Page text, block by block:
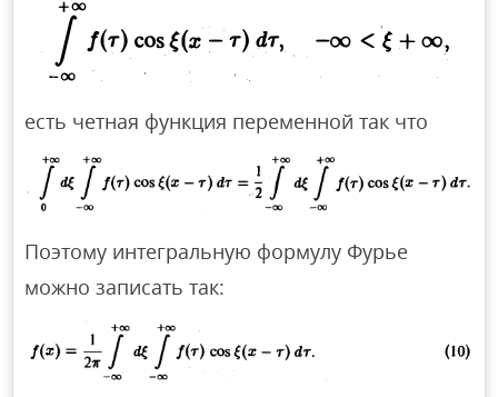
есть четная функция переменной так что
Поэтому интегральную формулу Фурье
можно записать так: